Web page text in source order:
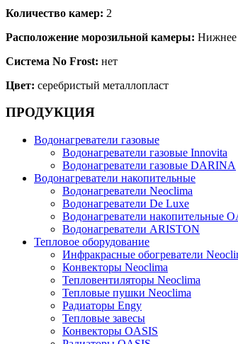
Количество камер: 2
Расположение морозильной камеры: Нижнее
Система No Frost: нет
Цвет: серебристый металлопласт
ПРОДУКЦИЯ
Водонагреватели газовые
Водонагреватели газовые Innovita
Водонагреватели газовые DARINA
Водонагреватели накопительные
Водонагреватели Neoclima
Водонагреватели De Luxe
Водонагреватели накопительные
Водонагреватели ARISTON
Тепловое оборудование
Инфракрасные обогреватели
Конвекторы Neoclima
Тепловентиляторы Neoclima
Тепловые пушки Neoclima
Радиаторы Engy
Тепловые завесы
Конвекторы OASIS